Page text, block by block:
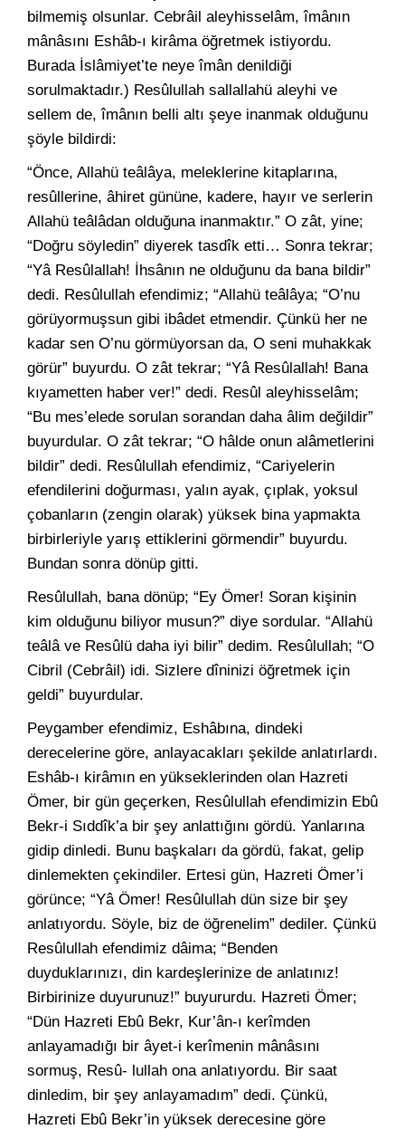
bilmemiş olsunlar. Cebrâil aleyhisselâm, îmânın
mânâsını Eshâb-ı kirâma öğretmek istiyordu.
Burada İslâmiyet’te neye îmân denildiği
sorulmaktadır.) Resûlullah sallallahü aleyhi ve
sellem de, îmânın belli altı şeye inanmak olduğunu
şöyle bildirdi:
“Önce, Allahü teâlâya, meleklerine kitaplarına,
resûllerine, âhiret gününe, kadere, hayır ve serlerin
Allahü teâlâdan olduğuna inanmaktır.” O zât, yine;
“Doğru söyledin” diyerek tasdîk etti… Sonra tekrar;
“Yâ Resûlallah! İhsânın ne olduğunu da bana bildir”
dedi. Resûlullah efendimiz; “Allahü teâlâya; “O’nu
görüyormuşsun gibi ibâdet etmendir. Çünkü her ne
kadar sen O’nu görmüyorsan da, O seni muhakkak
görür” buyurdu. O zât tekrar; “Yâ Resûlallah! Bana
kıyametten haber ver!” dedi. Resûl aleyhisselâm;
“Bu mes’elede sorulan sorandan daha âlim değildir”
buyurdular. O zât tekrar; “O hâlde onun alâmetlerini
bildir” dedi. Resûlullah efendimiz, “Cariyelerin
efendilerini doğurması, yalın ayak, çıplak, yoksul
çobanların (zengin olarak) yüksek bina yapmakta
birbirleriyle yarış ettiklerini görmendir” buyurdu.
Bundan sonra dönüp gitti.
Resûlullah, bana dönüp; “Ey Ömer! Soran kişinin
kim olduğunu biliyor musun?” diye sordular. “Allahü
teâlâ ve Resûlü daha iyi bilir” dedim. Resûlullah; “O
Cibril (Cebrâil) idi. Sizlere dîninizi öğretmek için
geldi” buyurdular.
Peygamber efendimiz, Eshâbına, dindeki
derecelerine göre, anlayacakları şekilde anlatırlardı.
Eshâb-ı kirâmın en yükseklerinden olan Hazreti
Ömer, bir gün geçerken, Resûlullah efendimizin Ebû
Bekr-i Sıddîk’a bir şey anlattığını gördü. Yanlarına
gidip dinledi. Bunu başkaları da gördü, fakat, gelip
dinlemekten çekindiler. Ertesi gün, Hazreti Ömer’i
görünce; “Yâ Ömer! Resûlullah dün size bir şey
anlatıyordu. Söyle, biz de öğrenelim” dediler. Çünkü
Resûlullah efendimiz dâima; “Benden
duyduklarınızı, din kardeşlerinize de anlatınız!
Birbirinize duyurunuz!” buyururdu. Hazreti Ömer;
“Dün Hazreti Ebû Bekr, Kur’ân-ı kerîmden
anlayamadığı bir âyet-i kerîmenin mânâsını
sormuş, Resû- lullah ona anlatıyordu. Bir saat
dinledim, bir şey anlayamadım” dedi. Çünkü,
Hazreti Ebû Bekr’in yüksek derecesine göre